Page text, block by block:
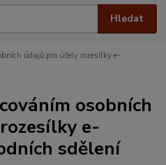
Hledat
údajů pro účely rozesílky e-
osobních
e-
sdělení